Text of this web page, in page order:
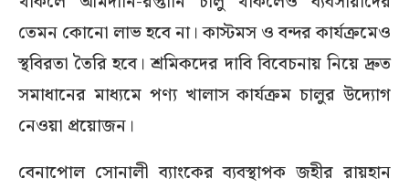
তেমন কোনো লাভ হবে না। কাস্টমস ও বন্দর কার্যক্রমেও
স্থবিরতা তৈরি হবে। শ্রমিকদের দাবি বিবেচনায় নিয়ে দ্রুত
সমাধানের মাধ্যমে পণ্য খালাস কার্যক্রম চালুর উদ্যোগ
নেওয়া প্রয়োজন।
বেনাপোল সোনালী ব্যাংকের ব্যবস্থাপক জহীর রায়হান